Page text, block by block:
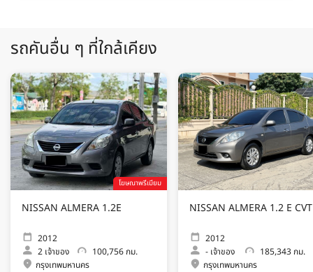
รถคันอื่น ๆ ที่ใกล้เคียง
โฆษณาพรีเมียม
NISSAN ALMERA 1.2E
2012
2 เจ้าของ
100,756 กม.
กรุงเทพมหานคร
NISSAN ALMERA 1.2 E CVT
2012
- เจ้าของ
185,343 กม.
กรุงเทพมหานคร